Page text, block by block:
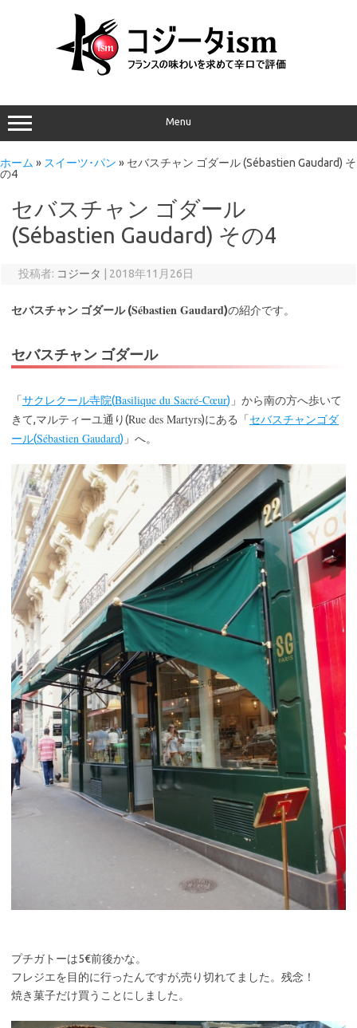
Menu
ホーム » スイーツ･パン » セバスチャン ゴダール (Sébastien Gaudard) そ
の4
セバスチャン ゴダール
(Sébastien Gaudard) その4
投稿者: コジータ 2018年11月26日
セバスチャン ゴダール (Sébastien Gaudard)の紹介です。
セバスチャン ゴダール
「サクレクール寺院(Basilique du Sacré-Cœur) 」から南の方へ歩いて
きて,マルティーユ通り(Rue des Martyrs)にある「セバスチャンゴダ
ール(Sébastien Gaudard) 」へ。
プチガトーは5€前後かな。
フレジエを目的に行ったんですが,売り切れてました。残念！
焼き菓子だけ買うことにしました。